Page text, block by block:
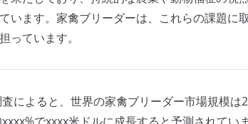
います。家禽ブリーダーは、これらの課題に
っています。
によると、世界の家禽ブリーダー市場規模は